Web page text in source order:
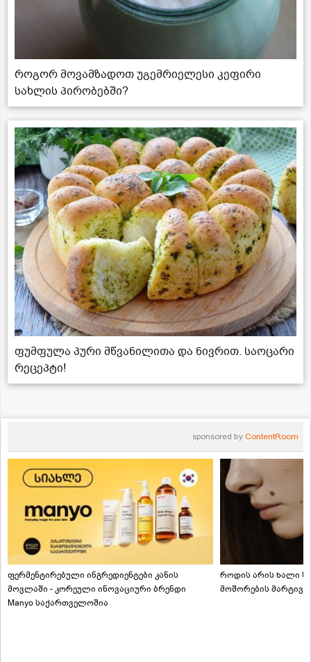
როგორ მოვამზადოთ უგემრიელესი კეფირი
სახლის პირობებში?
ფუმფულა პური მწვანილითა და ნივრით. საოცარი
რეცეპტი!
sponsored by ContentRoom
ფერმენტირებული ინგრედიენტები კანის
მოვლაში - კორეული ინოვაციური ბრენდი
Manyo საქართველოშია
როდის არის ხალი
მოშორების